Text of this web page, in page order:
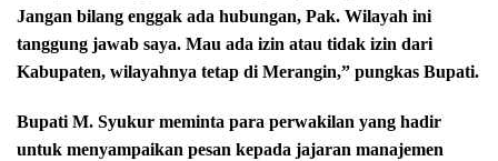
Jangan bilang enggak ada hubungan, Pak. Wilayah ini
tanggung jawab saya. Mau ada izin atau tidak izin dari
Kabupaten, wilayahnya tetap di Merangin,” pungkas Bupati.
Bupati M. Syukur meminta para perwakilan yang hadir
untuk menyampaikan pesan kepada jajaran manajemen